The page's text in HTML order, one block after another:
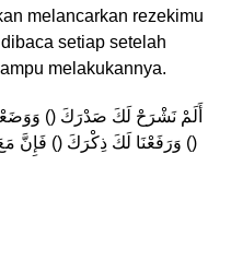
melancarkan rezekimu
setiap setelah
melakukannya.
أَلَمْ نَشْرَحْ لَكَ صَدْرَكَ ()
() وَرَفَعْنَا لَكَ ذِكْرَكَ () فَإِنَّ